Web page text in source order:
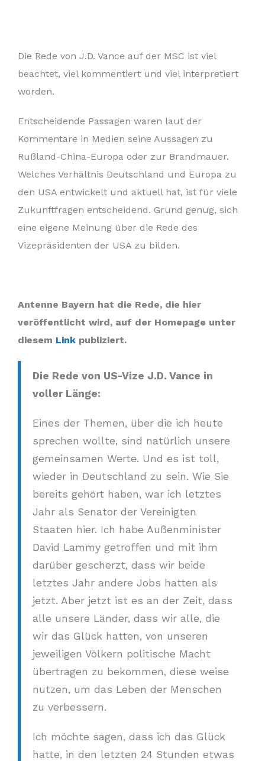
Die Rede von J.D. Vance auf der MSC ist viel
beachtet, viel kommentiert und viel interpretiert
worden.
Entscheidende Passagen waren laut der
Kommentare in Medien seine Aussagen zu
Rußland-China-Europa oder zur Brandmauer.
Welches Verhältnis Deutschland und Europa zu
den USA entwickelt und aktuell hat, ist für viele
Zukunftfragen entscheidend. Grund genug, sich
eine eigene Meinung über die Rede des
Vizepräsidenten der USA zu bilden.
Antenne Bayern hat die Rede, die hier
veröffentlicht wird, auf der Homepage unter
diesem Link publiziert.
Die Rede von US-Vize J.D. Vance in
voller Länge:
Eines der Themen, über die ich heute
sprechen wollte, sind natürlich unsere
gemeinsamen Werte. Und es ist toll,
wieder in Deutschland zu sein. Wie Sie
bereits gehört haben, war ich letztes
Jahr als Senator der Vereinigten
Staaten hier. Ich habe Außenminister
David Lammy getroffen und mit ihm
darüber gescherzt, dass wir beide
letztes Jahr andere Jobs hatten als
jetzt. Aber jetzt ist es an der Zeit, dass
alle unsere Länder, dass wir alle, die
wir das Glück hatten, von unseren
jeweiligen Völkern politische Macht
übertragen zu bekommen, diese weise
nutzen, um das Leben der Menschen
zu verbessern.
Ich möchte sagen, dass ich das Glück
hatte, in den letzten 24 Stunden etwas